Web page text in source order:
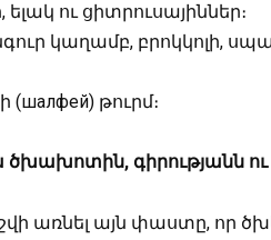
ելակ ու ցիտրուսայիններ։
կաղամբ, բրոկկոլի,
(шалфей) թուրմ։
ծխախոտին, գիրությանն ու
առնել այն փաստը, որ